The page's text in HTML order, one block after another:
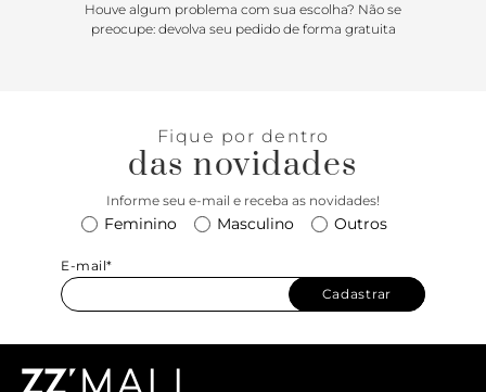
Houve algum problema com sua escolha? Não se
preocupe: devolva seu pedido de forma gratuita
Fique por dentro
das novidades
Informe seu e-mail e receba as novidades!
Feminino Masculino Outros
E-mail*
Cadastrar